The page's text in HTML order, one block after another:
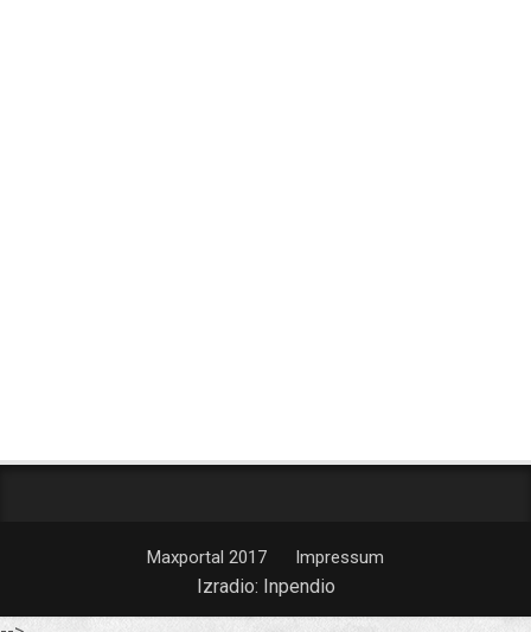
Maxportal 2017 Impressum
Izradio: Inpendio